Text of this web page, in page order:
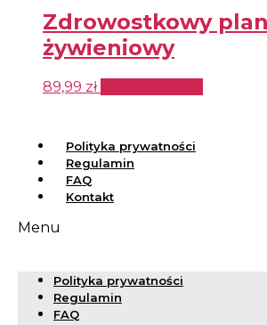
Zdrowostkowy plan
żywieniowy
89,99 zł
Polityka prywatności
Regulamin
FAQ
Kontakt
Menu
Polityka prywatności
Regulamin
FAQ